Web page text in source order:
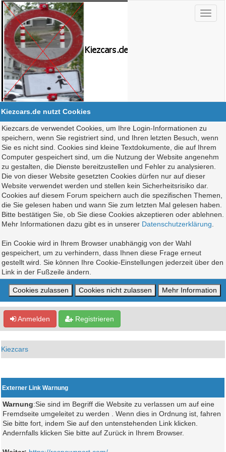
Kiezcars.de nutzt Cookies
Kiezcars.de verwendet Cookies, um Ihre Login-Informationen zu
speichern, wenn Sie registriert sind, und Ihren letzten Besuch, wenn
Sie es nicht sind. Cookies sind kleine Textdokumente, die auf Ihrem
Computer gespeichert sind, um die Nutzung der Website angenehm
zu gestalten, die Dienste bereitzustellen und Fehler zu analysieren.
Die von dieser Website gesetzten Cookies dürfen nur auf dieser
Website verwendet werden und stellen kein Sicherheitsrisiko dar.
Cookies auf diesem Forum speichern auch die spezifischen Themen,
die Sie gelesen haben und wann Sie zum letzten Mal gelesen haben.
Bitte bestätigen Sie, ob Sie diese Cookies akzeptieren oder ablehnen.
Mehr Informationen dazu gibt es in unserer Datenschutzerklärung
Ein Cookie wird in Ihrem Browser unabhängig von der Wahl
gespeichert, um zu verhindern, dass Ihnen diese Frage erneut
gestellt wird. Sie können Ihre Cookie-Einstellungen jederzeit über den
Link in der Fußzeile ändern.
Anmelden Registrieren
Kiezcars
Externer Link Warnung
Warnung:Sie sind im Begriff die Website zu verlassen um auf eine
Fremdseite umgeleitet zu werden . Wenn dies in Ordnung ist, fahren
Sie bitte fort, indem Sie auf den untenstehenden Link klicken.
Andernfalls klicken Sie bitte auf Zurück in Ihrem Browser.